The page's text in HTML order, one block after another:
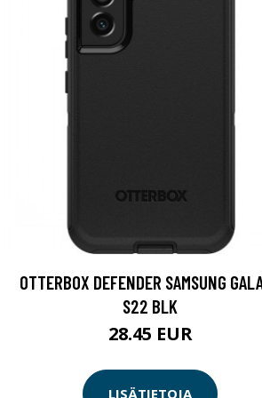
OTTERBOX DEFENDER SAMSUNG
S22 BLK
28.45 EUR
LISÄTIETOJA